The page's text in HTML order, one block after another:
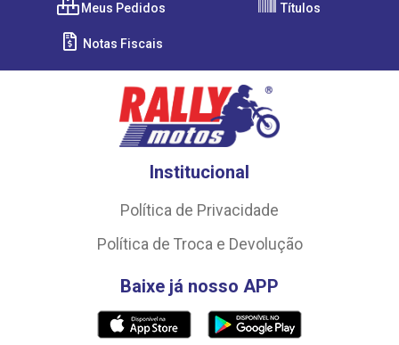
Meus Pedidos Títulos
Notas Fiscais
Institucional
Política de Privacidade
Política de Troca e Devolução
Baixe já nosso APP